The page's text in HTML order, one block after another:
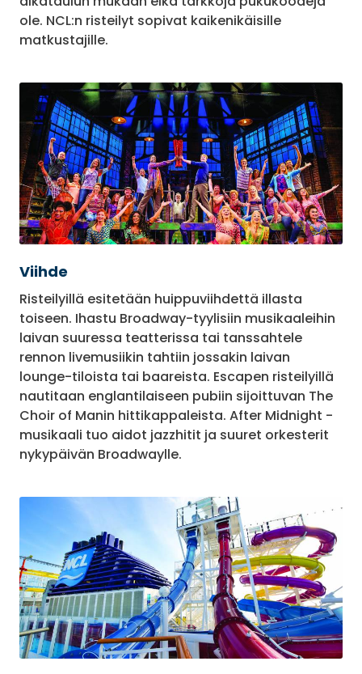
ole. NCL:n risteilyt sopivat kaikenikäisille
matkustajille.
Viihde
Risteilyillä esitetään huippuviihdettä illasta
toiseen. Ihastu Broadway-tyylisiin musikaaleihin
laivan suuressa teatterissa tai tanssahtele
rennon livemusiikin tahtiin jossakin laivan
lounge-tiloista tai baareista. Escapen risteilyillä
nautitaan englantilaiseen pubiin sijoittuvan The
Choir of Manin hittikappaleista. After Midnight -
musikaali tuo aidot jazzhitit ja suuret orkesterit
nykypäivän Broadwaylle.